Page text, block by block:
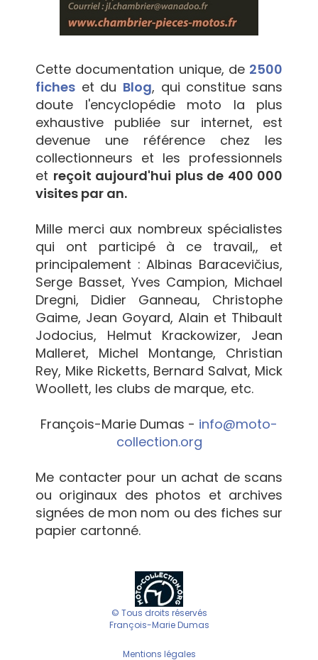
Cette documentation unique, de 2500
fiches et du Blog, qui constitue sans
doute l'encyclopédie moto la plus
exhaustive publiée sur internet, est
devenue une référence chez les
collectionneurs et les professionnels
et reçoit aujourd'hui plus de 400 000
visites par an.
Mille merci aux nombreux spécialistes
qui ont participé à ce travail,, et
principalement : Albinas Baracevičius,
Serge Basset, Yves Campion, Michael
Dregni, Didier Ganneau, Christophe
Gaime, Jean Goyard, Alain et Thibault
Jodocius, Helmut Krackowizer, Jean
Malleret, Michel Montange, Christian
Rey, Mike Ricketts, Bernard Salvat, Mick
Woollett, les clubs de marque, etc.
François-Marie Dumas - info@moto-
collection.org
Me contacter pour un achat de scans
ou originaux des photos et archives
signées de mon nom ou des fiches sur
papier cartonné.
© Tous droits réservés
François-Marie Dumas
Mentions légales